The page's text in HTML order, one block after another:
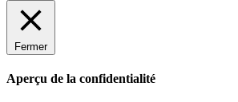
Fermer
Aperçu de la confidentialité